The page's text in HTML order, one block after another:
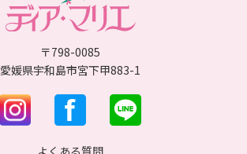
〒798-0085
愛媛県宇和島市宮下甲883-1